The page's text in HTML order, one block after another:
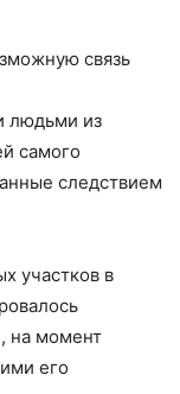
связь
людьми из
самого
следствием
участков в
на момент
его